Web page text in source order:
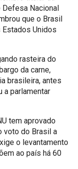
Nacional
que o Brasil
Unidos
rasteira do
da carne,
brasileira, antes
a parlamentar
tem aprovado
voto do Brasil a
o levantamento
ao país há 60